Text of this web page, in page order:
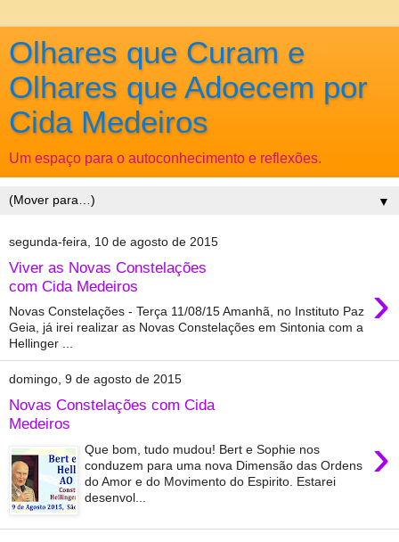
Olhares que Curam e
Olhares que Adoecem por
Cida Medeiros
Um espaço para o autoconhecimento e reflexões.
▼
segunda-feira, 10 de agosto de 2015
Viver as Novas Constelações
com Cida Medeiros
›
Novas Constelações - Terça 11/08/15 Amanhã, no Instituto Paz
Geia, já irei realizar as Novas Constelações em Sintonia com a
Hellinger ...
domingo, 9 de agosto de 2015
Novas Constelações com Cida
Medeiros
›
Que bom, tudo mudou! Bert e Sophie nos
conduzem para uma nova Dimensão das Ordens
do Amor e do Movimento do Espirito. Estarei
desenvol...